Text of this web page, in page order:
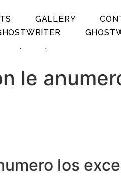
GALLERY
. .
le
los